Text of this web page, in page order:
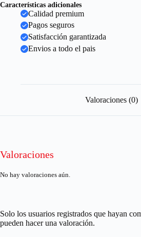
Características adicionales
Calidad premium
Pagos seguros
Satisfacción garantizada
Envios a todo el pais
Valoraciones (0)
Valoraciones
No hay valoraciones aún.
Solo los usuarios registrados que hayan
pueden hacer una valoración.